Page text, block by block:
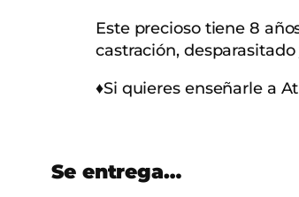
Este precioso tiene 8
castración,
♦️Si quieres enseñarle a
Se entrega…